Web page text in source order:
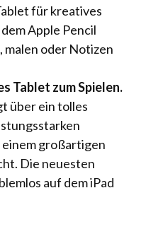
für kreatives
Apple Pencil
malen oder Notizen
Tablet zum Spielen.
über ein tolles
einem großartigen
Die neuesten
auf dem iPad